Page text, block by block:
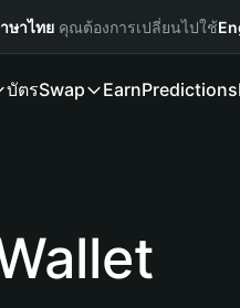
ษาไทย คุณต้องการเปลี่ยนไปใช้
บัตรSwap EarnPredictions